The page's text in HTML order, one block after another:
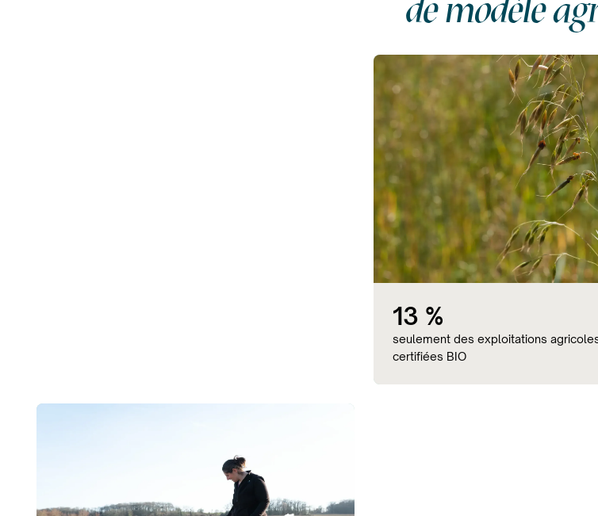
13 %
seulement des exploitations
certifiées BIO